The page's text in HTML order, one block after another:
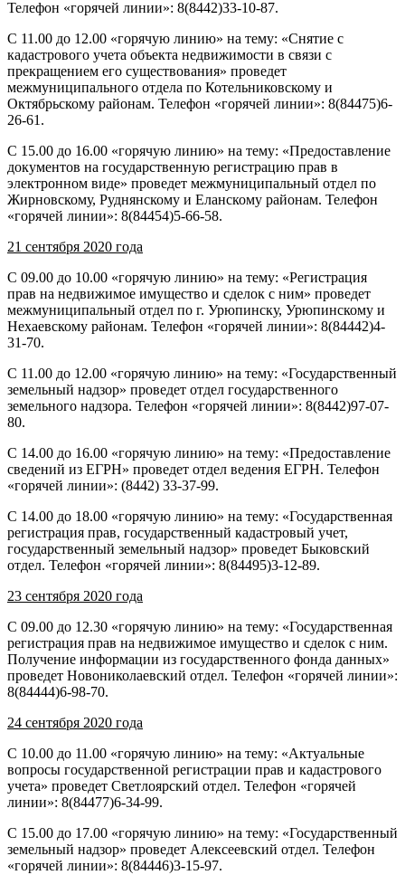
Телефон «горячей линии»: 8(8442)33-10-87.
С 11.00 до 12.00 «горячую линию» на тему: «Снятие с
кадастрового учета объекта недвижимости в связи с
прекращением его существования» проведет
межмуниципального отдела по Котельниковскому и
Октябрьскому районам. Телефон «горячей линии»: 8(84475)6-
26-61.
С 15.00 до 16.00 «горячую линию» на тему: «Предоставление
документов на государственную регистрацию прав в
электронном виде» проведет межмуниципальный отдел по
Жирновскому, Руднянскому и Еланскому районам. Телефон
«горячей линии»: 8(84454)5-66-58.
21 сентября 2020 года
С 09.00 до 10.00 «горячую линию» на тему: «Регистрация
прав на недвижимое имущество и сделок с ним» проведет
межмуниципальный отдел по г. Урюпинску, Урюпинскому и
Нехаевскому районам. Телефон «горячей линии»: 8(84442)4-
31-70.
С 11.00 до 12.00 «горячую линию» на тему: «Государственный
земельный надзор» проведет отдел государственного
земельного надзора. Телефон «горячей линии»: 8(8442)97-07-
80.
С 14.00 до 16.00 «горячую линию» на тему: «Предоставление
сведений из ЕГРН» проведет отдел ведения ЕГРН. Телефон
«горячей линии»: (8442) 33-37-99.
С 14.00 до 18.00 «горячую линию» на тему: «Государственная
регистрация прав, государственный кадастровый учет,
государственный земельный надзор» проведет Быковский
отдел. Телефон «горячей линии»: 8(84495)3-12-89.
23 сентября 2020 года
С 09.00 до 12.30 «горячую линию» на тему: «Государственная
регистрация прав на недвижимое имущество и сделок с ним.
Получение информации из государственного фонда данных»
проведет Новониколаевский отдел. Телефон «горячей линии»:
8(84444)6-98-70.
24 сентября 2020 года
С 10.00 до 11.00 «горячую линию» на тему: «Актуальные
вопросы государственной регистрации прав и кадастрового
учета» проведет Светлоярский отдел. Телефон «горячей
линии»: 8(84477)6-34-99.
С 15.00 до 17.00 «горячую линию» на тему: «Государственный
земельный надзор» проведет Алексеевский отдел. Телефон
«горячей линии»: 8(84446)3-15-97.